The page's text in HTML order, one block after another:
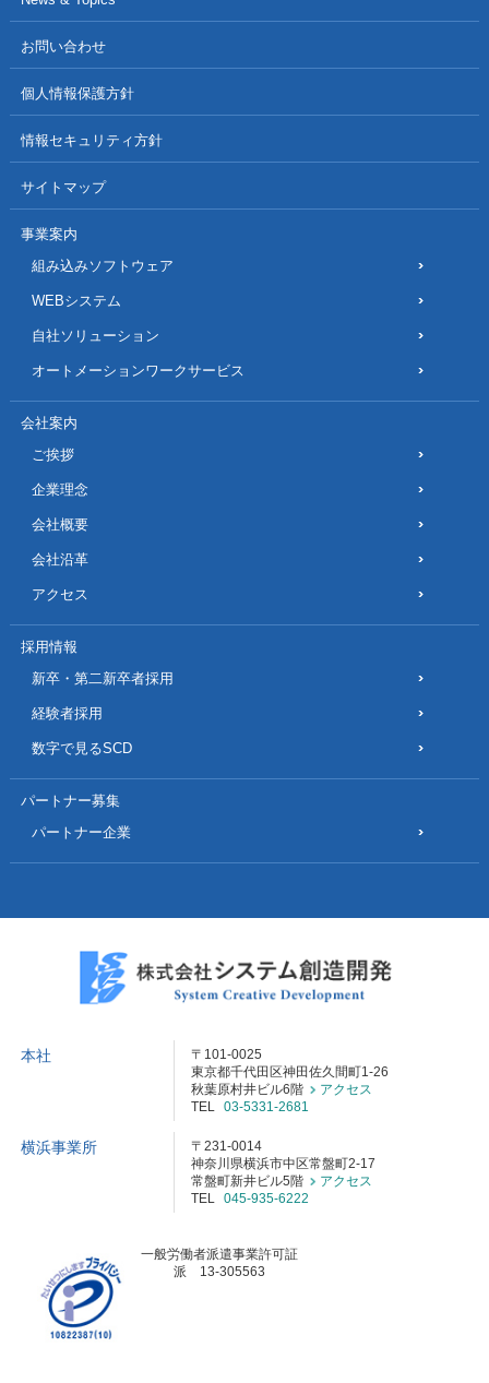
お問い合わせ
個人情報保護方針
情報セキュリティ方針
サイトマップ
事業案内
組み込みソフトウェア
WEBシステム
自社ソリューション
オートメーションワークサービス
会社案内
ご挨拶
企業理念
会社概要
会社沿革
アクセス
採用情報
新卒・第二新卒者採用
経験者採用
数字で見るSCD
パートナー募集
パートナー企業
本社
〒101-0025
東京都千代田区神田佐久間町1-26
秋葉原村井ビル6階
アクセス
TEL
03-5331-2681
横浜事業所
〒231-0014
神奈川県横浜市中区常盤町2-17
常盤町新井ビル5階
アクセス
TEL
045-935-6222
一般労働者派遣事業許可証
派 13-305563